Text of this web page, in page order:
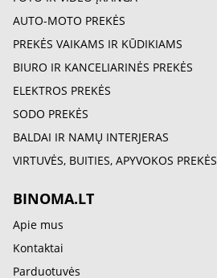
AUTO-MOTO PREKĖS
PREKĖS VAIKAMS IR KŪDIKIAMS
BIURO IR KANCELIARINĖS PREKĖS
ELEKTROS PREKĖS
SODO PREKĖS
BALDAI IR NAMŲ INTERJERAS
VIRTUVĖS, BUITIES, APYVOKOS PREKĖS
BINOMA.LT
Apie mus
Kontaktai
Parduotuvės